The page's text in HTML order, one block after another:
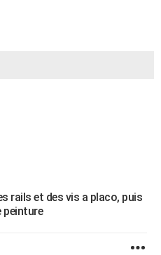
rails et des vis a placo, puis
peinture